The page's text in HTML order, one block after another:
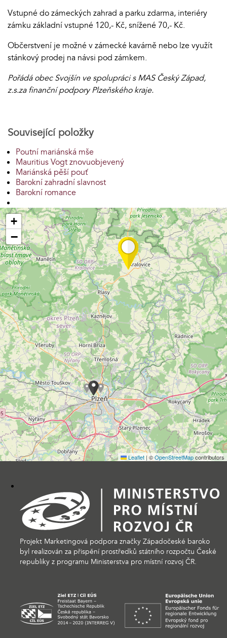
Vstupné do zámeckých zahrad a parku zdarma, interiéry
zámku základní vstupné 120,- Kč, snížené 70,- Kč.
Občerstvení je možné v zámecké kavárně nebo lze využít
stánkový prodej na návsi pod zámkem.
Pořádá obec Svojšín ve spolupráci s MAS Český Západ,
z.s.za finanční podpory Plzeňského kraje.
Související položky
Poutní mariánská mše
Mauritius Vogt znovuobjevený
Mariánská pěší pouť
Barokní zahradní slavnost
Barokní romance
+
−
Leaflet |©OpenStreetMapcontributors
Projekt Marketingová podpora značky Západočeské baroko
byl realizován za přispění prostředků státního rozpočtu České
republiky z programu Ministerstva pro místní rozvoj ČR.